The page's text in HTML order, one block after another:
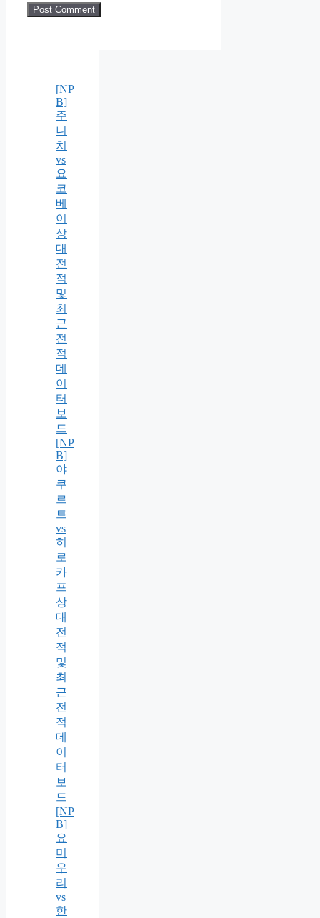
[NP
B]
주
니
치
vs
요
코
베
이
상
대
전
적
및
최
근
전
적
데
이
터
보
드
[NP
B]
야
쿠
르
트
vs
히
로
카
프
상
대
전
적
및
최
근
전
적
데
이
터
보
드
[NP
B]
요
미
우
리
vs
한